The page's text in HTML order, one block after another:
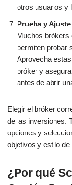
otros usuarios y
Prueba y Ajuste
Muchos brókers
permiten probar
Aprovecha
bróker y
antes de abrir
Elegir el bróker
de las inversiones.
opciones y
objetivos y estilo de
¿Por qué